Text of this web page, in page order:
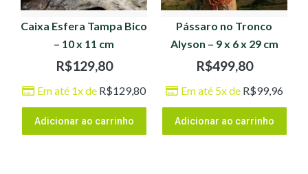
Caixa Esfera Tampa Bico
– 10 x 11 cm
R$129,80
Em até 1x de R$129,80
Adicionar ao carrinho
Pássaro no Tronco
Alyson – 9 x 6 x 29 cm
R$499,80
Em até 5x de R$99,96
Adicionar ao carrinho